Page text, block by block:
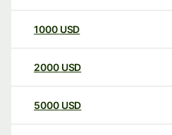
1000 USD
2000 USD
5000 USD